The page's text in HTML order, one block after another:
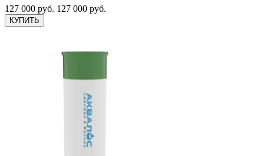
127 000 руб. 127 000 руб.
КУПИТЬ